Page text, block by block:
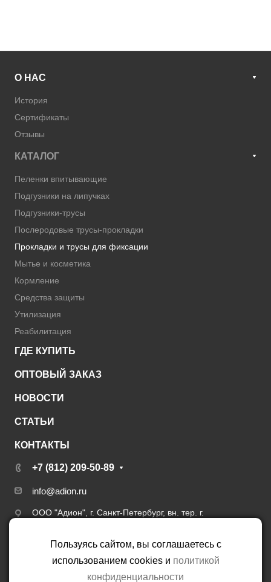
О НАС
История
Сертификаты
Отзывы
КАТАЛОГ
Пеленки впитывающие
Подгузники на липучках
Подгузники-трусы
Послеродовые трусы-прокладки
Прокладки и трусы для фиксации
Мытье и косметика
Кормление
Средства защиты
Утилизация
Реабилитация
ГДЕ КУПИТЬ
ОПТОВЫЙ ЗАКАЗ
НОВОСТИ
СТАТЬИ
КОНТАКТЫ
+7 (812) 209-50-89
info@adion.ru
ООО "Адион", г. Санкт-Петербург, вн. тер. г.
д. 12, литера А, пом. 5.3.13
Пользуясь сайтом, вы соглашаетесь с
использованием cookies и политикой
конфиденциальности